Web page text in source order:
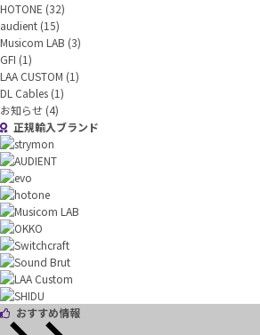
HOTONE (32)
audient (15)
Musicom LAB (3)
GFI (1)
LAA CUSTOM (1)
DL Cables (1)
お知らせ (4)
正規輸入ブランド
おすすめ情報